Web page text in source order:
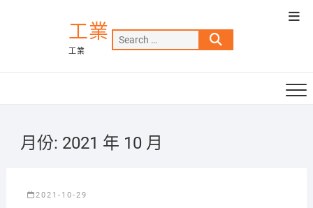
工業
工業
Search
…
月份: 2021 年 10 月
2021-10-29